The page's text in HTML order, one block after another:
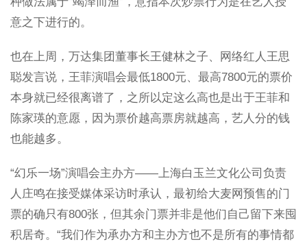
意之下进行的。
也在上周，万达集团董事长王健林之子、网络红人王思
聪发言说，王菲演唱会最低1800元、最高7800元的票价
本身就已经很离谱了，之所以定这么高也是出于王菲和
陈家瑛的意愿，因为票价越高票房就越高，艺人分的钱
也能越多。
“幻乐一场”演唱会主办方——上海白玉兰文化公司负责
人庄鸣在接受媒体采访时承认，最初给大麦网预售的门
票的确只有800张，但其余门票并非是他们自己留下来囤
积居奇。“我们作为承办方和主办方也不是所有的事情都